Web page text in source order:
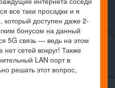
все таки просадки и я
который доступен даже 2-
бонусом на данный
5G связь — ведь на этом
сетей вокруг! Также
LAN порт в
решать этот вопрос,